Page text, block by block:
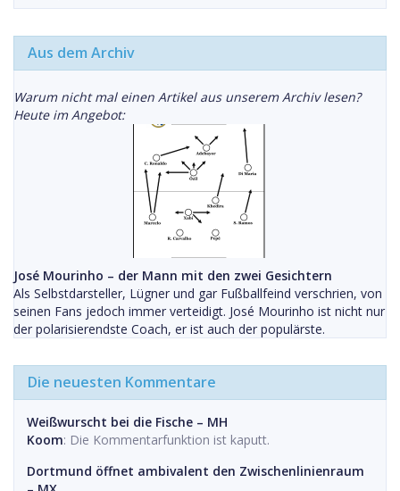
Aus dem Archiv
Warum nicht mal einen Artikel aus unserem Archiv lesen?
Heute im Angebot:
José Mourinho – der Mann mit den zwei Gesichtern
Als Selbstdarsteller, Lügner und gar Fußballfeind verschrien, von
seinen Fans jedoch immer verteidigt. José Mourinho ist nicht nur
der polarisierendste Coach, er ist auch der populärste.
Die neuesten Kommentare
Weißwurscht bei die Fische – MH
Koom: Die Kommentarfunktion ist kaputt.
Dortmund öffnet ambivalent den Zwischenlinienraum